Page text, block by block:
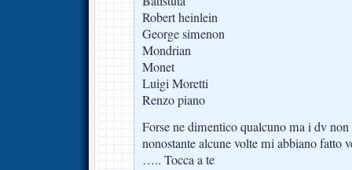
Robert heinlein
George simenon
Mondrian
Monet
Luigi Moretti
Renzo piano
Forse ne dimentico qualcuno ma i dv
nonostante alcune volte mi abbiano fatto
….. Tocca a te